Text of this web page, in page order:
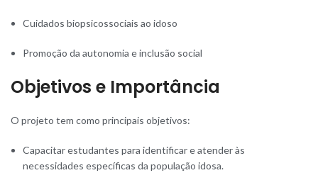
Cuidados biopsicossociais ao idoso
Promoção da autonomia e inclusão social
Objetivos e Importância
O projeto tem como principais objetivos:
Capacitar estudantes para identificar e atender às
necessidades específicas da população idosa.